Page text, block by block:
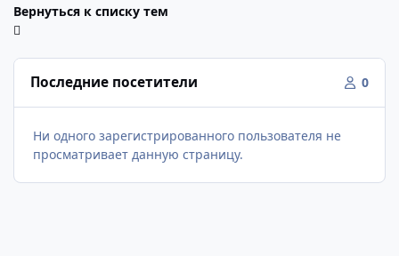
Вернуться к списку тем
Последние посетители 0
Ни одного зарегистрированного пользователя не
просматривает данную страницу.